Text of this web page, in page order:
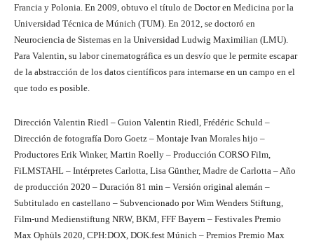
Francia y Polonia. En 2009, obtuvo el título de Doctor en Medicina por la
Universidad Técnica de Múnich (TUM). En 2012, se doctoró en
Neurociencia de Sistemas en la Universidad Ludwig Maximilian (LMU).
Para Valentin, su labor cinematográfica es un desvío que le permite escapar
de la abstracción de los datos científicos para internarse en un campo en el
que todo es posible.
Dirección Valentin Riedl – Guion Valentin Riedl, Frédéric Schuld –
Dirección de fotografía Doro Goetz – Montaje Ivan Morales hijo –
Productores Erik Winker, Martin Roelly – Producción CORSO Film,
FiLMSTAHL – Intérpretes Carlotta, Lisa Günther, Madre de Carlotta – Año
de producción 2020 – Duración 81 min – Versión original alemán –
Subtitulado en castellano – Subvencionado por Wim Wenders Stiftung,
Film-und Medienstiftung NRW, BKM, FFF Bayern – Festivales Premio
Max Ophüls 2020, CPH:DOX, DOK.fest Múnich – Premios Premio Max